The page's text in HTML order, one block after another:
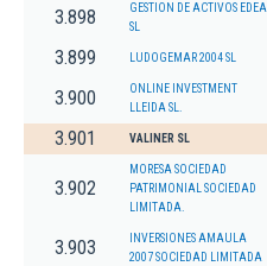
3.898
GESTION DE ACTIVOS EDEA
SL
3.899 LUDOGEMAR 2004 SL
3.900
ONLINE INVESTMENT
LLEIDA SL.
3.901 VALINER SL
3.902
MORESA SOCIEDAD
PATRIMONIAL SOCIEDAD
LIMITADA.
3.903
INVERSIONES AMAULA
2007 SOCIEDAD LIMITADA